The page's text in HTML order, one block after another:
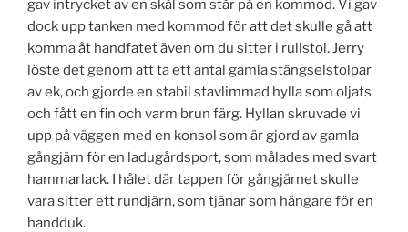
gav intrycket av en skål som står på en kommod. Vi gav
dock upp tanken med kommod för att det skulle gå att
komma åt handfatet även om du sitter i rullstol. Jerry
löste det genom att ta ett antal gamla stängselstolpar
av ek, och gjorde en stabil stavlimmad hylla som oljats
och fått en fin och varm brun färg. Hyllan skruvade vi
upp på väggen med en konsol som är gjord av gamla
gångjärn för en ladugårdsport, som målades med svart
hammarlack. I hålet där tappen för gångjärnet skulle
vara sitter ett rundjärn, som tjänar som hängare för en
handduk.